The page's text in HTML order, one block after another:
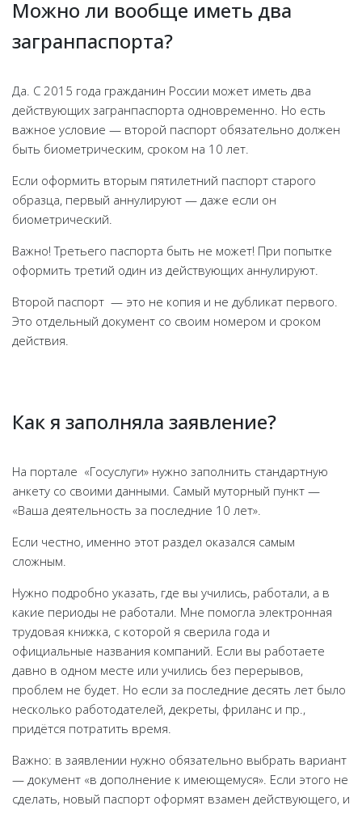
Можно ли вообще иметь два
загранпаспорта?
Да. С 2015 года гражданин России может иметь два
действующих загранпаспорта одновременно. Но есть
важное условие — второй паспорт обязательно должен
быть биометрическим, сроком на 10 лет.
Если оформить вторым пятилетний паспорт старого
образца, первый аннулируют — даже если он
биометрический.
Важно! Третьего паспорта быть не может! При попытке
оформить третий один из действующих аннулируют.
Второй паспорт — это не копия и не дубликат первого.
Это отдельный документ со своим номером и сроком
действия.
Как я заполняла заявление?
На портале «Госуслуги» нужно заполнить стандартную
анкету со своими данными. Самый муторный пункт —
«Ваша деятельность за последние 10 лет».
Если честно, именно этот раздел оказался самым
сложным.
Нужно подробно указать, где вы учились, работали, а в
какие периоды не работали. Мне помогла электронная
трудовая книжка, с которой я сверила года и
официальные названия компаний. Если вы работаете
давно в одном месте или учились без перерывов,
проблем не будет. Но если за последние десять лет было
несколько работодателей, декреты, фриланс и пр.,
придётся потратить время.
Важно: в заявлении нужно обязательно выбрать вариант
— документ «в дополнение к имеющемуся». Если этого не
сделать, новый паспорт оформят взамен действующего, и
Наша рассылка помогла сэкономить
70 000путешественникам
Отправляем письма раз в две недели